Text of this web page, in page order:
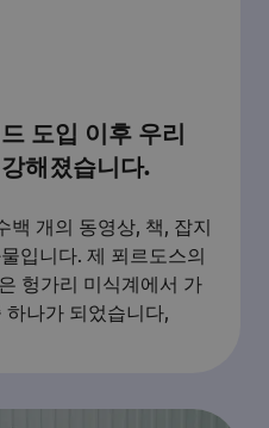
도입 이후 우리
해졌습니다.
백 개의 동영상, 책, 잡지
입니다. 제 푀르도스의
헝가리 미식계에서 가
나가 되었습니다,